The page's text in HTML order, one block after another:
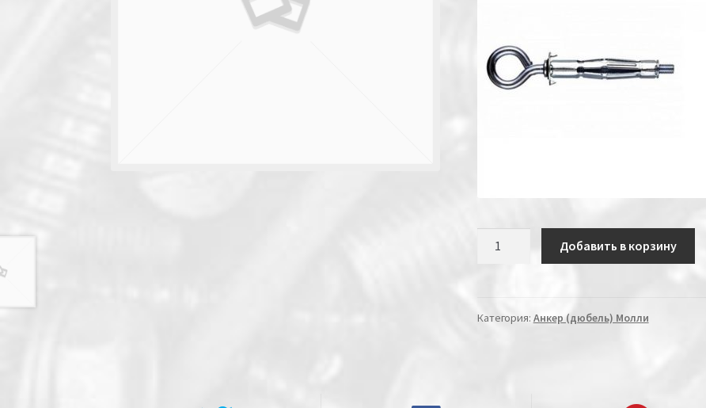
Добавить в корзину
Категория: Анкер (дюбель) Молли